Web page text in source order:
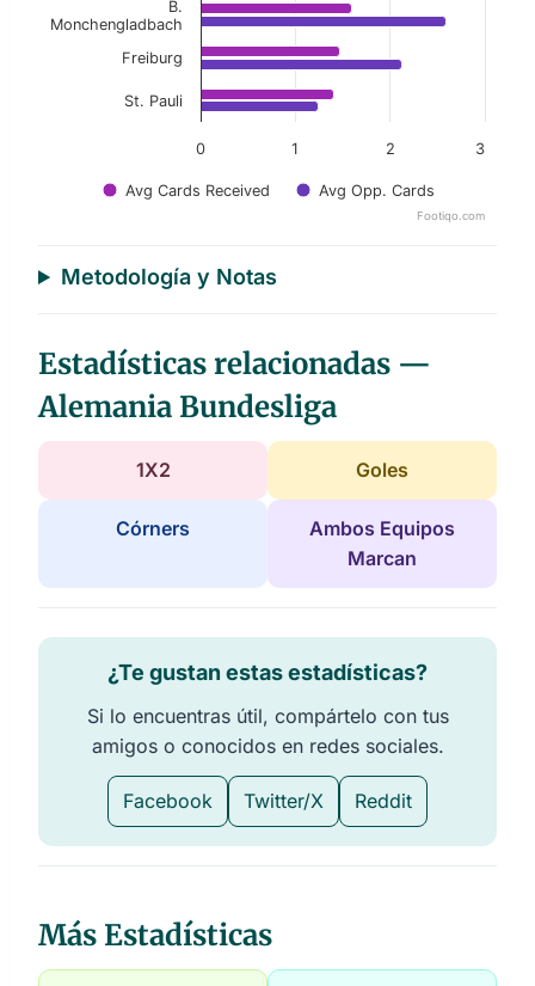
Avg Cards Received Avg Opp. Cards
0 1 2 3
B.
Monchengladbach
Freiburg
St. Pauli
Footiqo.com
Metodología y Notas
Estadísticas relacionadas —
Alemania Bundesliga
1X2 Goles
Córners
Ambos Equipos
Marcan
¿Te gustan estas estadísticas?
Si lo encuentras útil, compártelo con tus
amigos o conocidos en redes sociales.
Facebook Twitter/X Reddit
Más Estadísticas